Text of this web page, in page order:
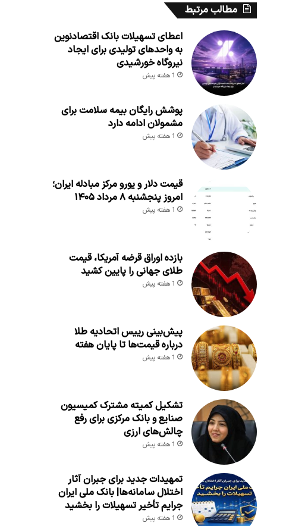
مطالب مرتبط
اعطای تسهیلات بانک اقتصادنوین
به واحدهای تولیدی برای ایجاد
نیروگاه خورشیدی
1 هفته پیش
پوشش رایگان بیمه سلامت برای
مشمولان ادامه دارد
1 هفته پیش
قیمت دلار و یورو مرکز مبادله ایران؛
امروز پنجشنبه ۸ مرداد ۱۴۰۵
1 هفته پیش
بازده اوراق قرضه آمریکا، قیمت
طلای جهانی را پایین کشید
1 هفته پیش
پیش‌بینی رییس اتحادیه طلا
درباره قیمت‌ها تا پایان هفته
1 هفته پیش
تشکیل کمیته مشترک کمیسیون
صنایع و بانک مرکزی برای رفع
چالش‌های ارزی
1 هفته پیش
تمهیدات جدید برای جبران آثار
اختلال سامانه‌ها| بانک ملی ایران
جرایم تأخیر تسهیلات را بخشید
1 هفته پیش